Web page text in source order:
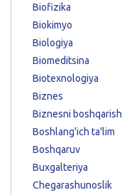
Biofizika
Biokimyo
Biologiya
Biomeditsina
Biotexnologiya
Biznes
Biznesni boshqarish
Boshlang'ich ta'lim
Boshqaruv
Buxgalteriya
Chegarashunoslik